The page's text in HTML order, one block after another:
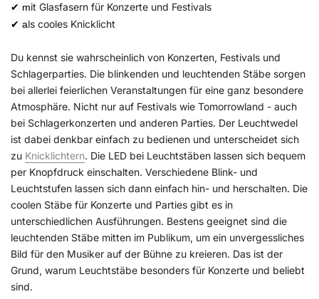
✔ mit Glasfasern für Konzerte und Festivals
✔ als cooles Knicklicht
Du kennst sie wahrscheinlich von Konzerten, Festivals und
Schlagerparties. Die blinkenden und leuchtenden Stäbe sorgen
bei allerlei feierlichen Veranstaltungen für eine ganz besondere
Atmosphäre. Nicht nur auf Festivals wie Tomorrowland - auch
bei Schlagerkonzerten und anderen Parties. Der Leuchtwedel
ist dabei denkbar einfach zu bedienen und unterscheidet sich
zu Knicklichtern. Die LED bei Leuchtstäben lassen sich bequem
per Knopfdruck einschalten. Verschiedene Blink- und
Leuchtstufen lassen sich dann einfach hin- und herschalten. Die
coolen Stäbe für Konzerte und Parties gibt es in
unterschiedlichen Ausführungen. Bestens geeignet sind die
leuchtenden Stäbe mitten im Publikum, um ein unvergessliches
Bild für den Musiker auf der Bühne zu kreieren. Das ist der
Grund, warum Leuchtstäbe besonders für Konzerte und beliebt
sind.